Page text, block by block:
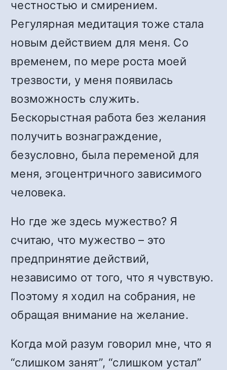
честностью и смирением.
Регулярная медитация тоже стала
новым действием для меня. Со
временем, по мере роста моей
трезвости, у меня появилась
возможность служить.
Бескорыстная работа без желания
получить вознаграждение,
безусловно, была переменой для
меня, эгоцентричного зависимого
человека.
Но где же здесь мужество? Я
считаю, что мужество – это
предпринятие действий,
независимо от того, что я чувствую.
Поэтому я ходил на собрания, не
обращая внимание на желание.
Когда мой разум говорил мне, что я
“слишком занят”, “слишком устал”